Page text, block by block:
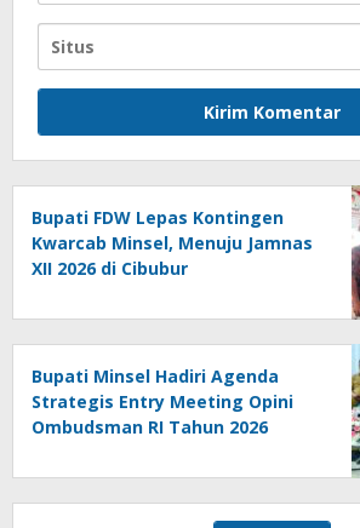
Bupati FDW Lepas Kontingen
Kwarcab Minsel, Menuju Jamnas
XII 2026 di Cibubur
Bupati Minsel Hadiri Agenda
Strategis Entry Meeting Opini
Ombudsman RI Tahun 2026